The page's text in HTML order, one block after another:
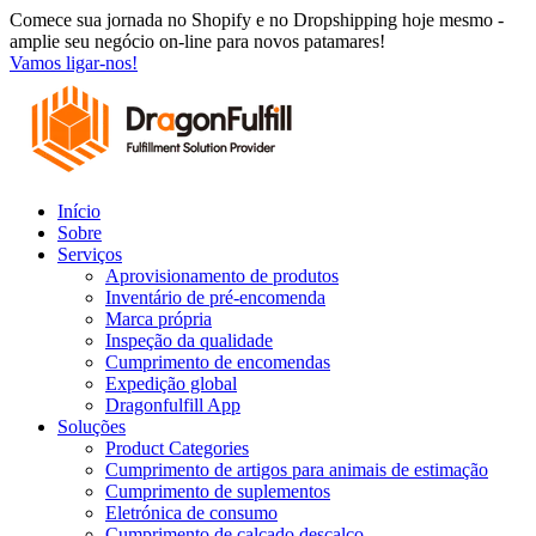
Saltar
para
o
conteúdo
Comece sua jornada no Shopify e no Dropshipping hoje mesmo -
amplie seu negócio on-line para novos patamares!
Vamos ligar-nos!
Início
Sobre
Serviços
Aprovisionamento de produtos
Inventário de pré-encomenda
Marca própria
Inspeção da qualidade
Cumprimento de encomendas
Expedição global
Dragonfulfill App
Soluções
Product Categories
Cumprimento de artigos para animais de estimação
Cumprimento de suplementos
Eletrónica de consumo